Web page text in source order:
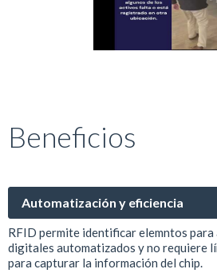
Beneficios
Automatización y eficiencia
RFID permite identificar elemntos
digitales automatizados y no requiere
para capturar la información del chip.